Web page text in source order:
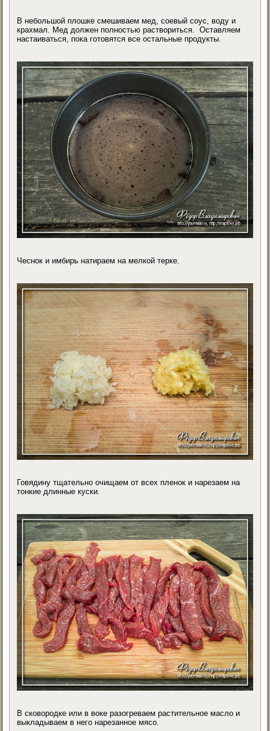
В небольшой плошке смешиваем мед, соевый соус, воду и
крахмал. Мед должен полностью раствориться. Оставляем
настаиваться, пока готовятся все остальные продукты.
Чеснок и имбирь натираем на мелкой терке.
Говядину тщательно очищаем от всех пленок и нарезаем на
тонкие длинные куски.
В сковородке или в воке разогреваем растительное масло и
выкладываем в него нарезанное мясо.